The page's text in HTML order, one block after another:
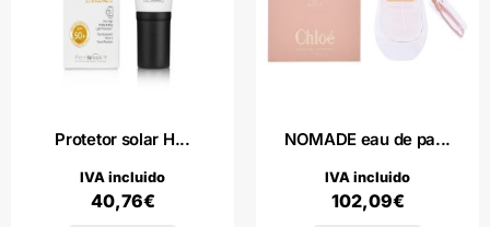
Protetor solar H...
40,76€
IVA incluido
NOMADE eau de pa...
102,09€
IVA incluido